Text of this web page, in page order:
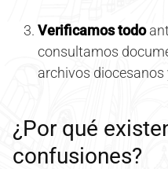
Verificamos todo
consultamos
archivos
¿Por qué
confusiones?